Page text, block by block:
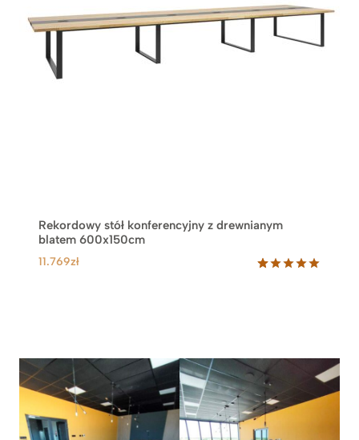
Rekordowy stół konferencyjny z drewnianym
blatem 600x150cm
11.769zł